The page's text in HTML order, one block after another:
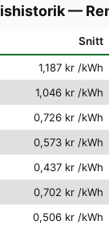
—
Snitt
1,187 kr /kWh
1,046 kr /kWh
0,726 kr /kWh
0,573 kr /kWh
0,437 kr /kWh
0,702 kr /kWh
0,506 kr /kWh